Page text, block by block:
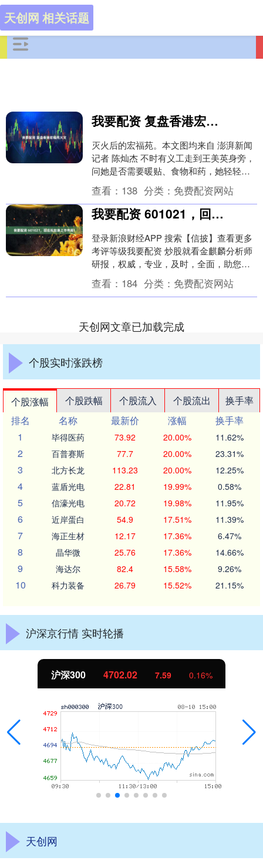
天创网 相关话题
我要配资 复盘香港宏福苑火灾
灭火后的宏福苑。本文图均来自 澎湃新闻
记者 陈灿杰 不时有义工走到王美英身旁，
问她是否需要暖贴、食物和药，她轻轻摇
了摇头。她99岁了，裹着被褥、在轮椅上
望着宏福....
查看： 138 分类： 免费配资网站
我要配资 601021，回应拟赴港上市传闻！
登录新浪财经APP 搜索【信披】查看更多
考评等级我要配资 炒股就看金麒麟分析师
研报，权威，专业，及时，全面，助您挖
掘潜力主题机会！ 针对拟赴港上市的传闻
我要配资....
查看： 184 分类： 免费配资网站
天创网文章已加载完成
个股实时涨跌榜
个股涨幅 个股跌幅 个股流入 个股流出
换手率
排名
名称 最新价 涨幅
换手率
1
毕得医药 73.92 20.00% 11.62%
2 百普赛斯 77.7 20.00% 23.31%
3 北方长龙 113.23 20.00% 12.25%
4 蓝盾光电 22.81 19.99% 0.58%
5 信濠光电 20.72 19.98% 11.95%
6 近岸蛋白 54.9 17.51% 11.39%
7 海正生材 12.17 17.36% 6.47%
8 晶华微 25.76 17.36% 14.66%
9 海达尔 82.4 15.58% 9.26%
10 科力装备 26.79 15.52% 21.15%
沪深京行情 实时轮播
沪深300 4702.02 7.59 0.16%
天创网